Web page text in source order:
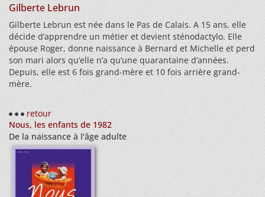
Gilberte Lebrun
Gilberte Lebrun est née dans le Pas de Calais. A 15 ans, elle
décide d’apprendre un métier et devient sténodactylo. Elle
épouse Roger, donne naissance à Bernard et Michelle et perd
son mari alors qu’elle n’a qu’une quarantaine d’années.
Depuis, elle est 6 fois grand-mère et 10 fois arrière grand-
mère.
retour
Nous, les enfants de 1982
De la naissance à l'âge adulte